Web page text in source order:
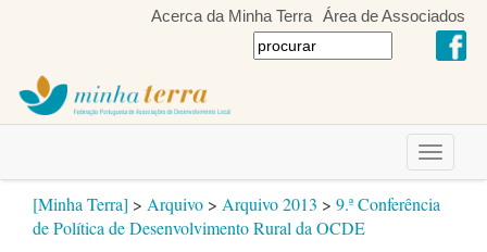
Acerca da Minha Terra Área de Associados
Toggle
[Minha Terra] > Arquivo > Arquivo 2013 > 9.ª Conferência
de Política de Desenvolvimento Rural da OCDE